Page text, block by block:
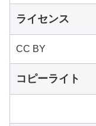
ライセンス
CC BY
コピーライト